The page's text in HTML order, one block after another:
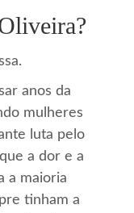
anos da
mulheres
luta pelo
a dor e a
a maioria
tinham a